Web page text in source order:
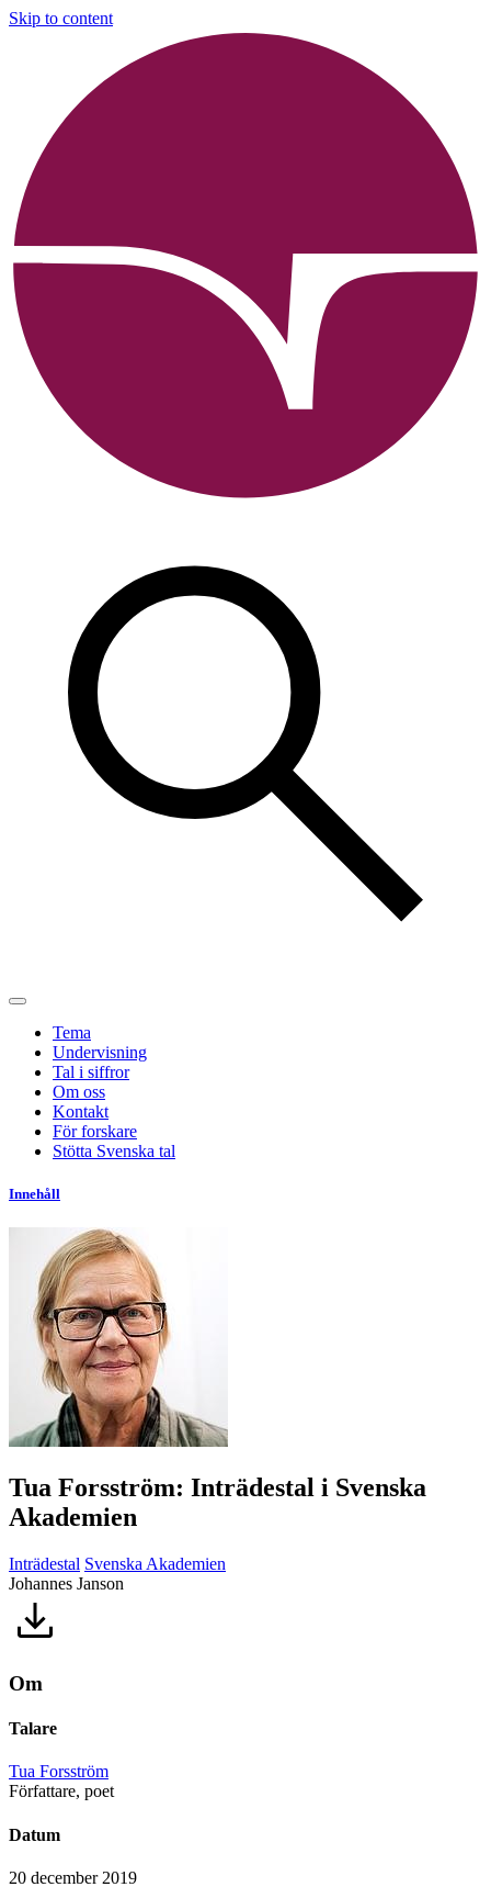
Skip to content
Tema
Undervisning
Tal i siffror
Om oss
Kontakt
För forskare
Stötta Svenska tal
Innehåll
Tua Forsström: Inträdestal i Svenska
Akademien
Inträdestal Svenska Akademien
Johannes Janson
Om
Talare
Tua Forsström
Författare, poet
Datum
20 december 2019